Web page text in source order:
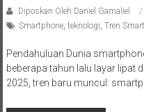
Diposkan Oleh:Daniel Gamaliel
Smartphone, teknologi, Tren
Pendahuluan Dunia
beberapa tahun lalu layar lipat
2025, tren baru muncul: